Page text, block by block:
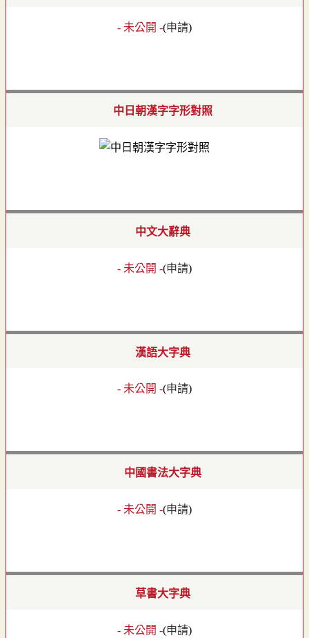
- 未公開 -(申請)
中日朝漢字字形對照
中文大辭典
- 未公開 -(申請)
漢語大字典
- 未公開 -(申請)
中國書法大字典
- 未公開 -(申請)
草書大字典
- 未公開 -(申請)